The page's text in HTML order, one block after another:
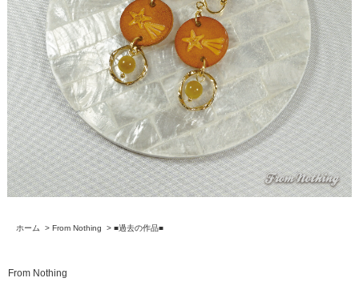
ホーム > From Nothing > ■過去の作品■
From Nothing